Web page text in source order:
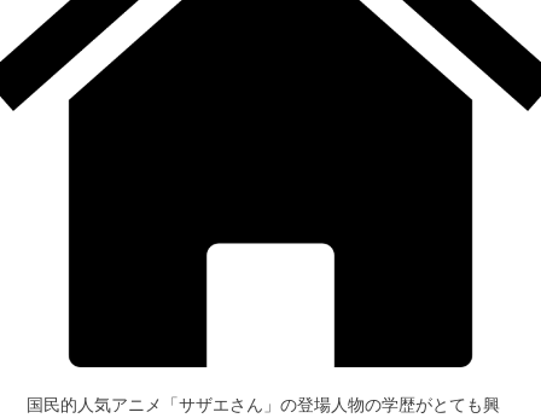
国民的人気アニメ「サザエさん」の登場人物の学歴がとても興